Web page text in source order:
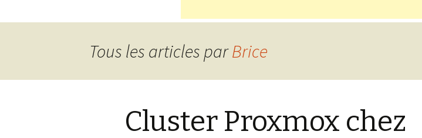
Tous les articles parBrice
Cluster Proxmox chez